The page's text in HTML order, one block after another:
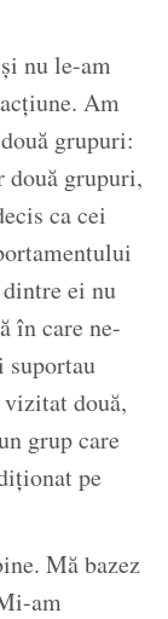
nu le-am
Am
grupuri:
grupuri,
ca cei
ei nu
în care ne-
vizitat două,
grup care
pe
Mă bazez
am